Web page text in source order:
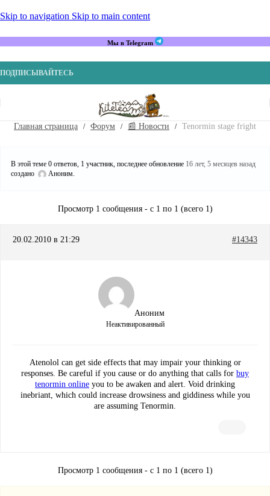
Skip to navigation Skip to main content
Мы в Telegram
ПОДПИСЫВАЙТЕСЬ
Главная страница Форум 📰 Новости Tenormin stage fright
В этой теме 0 ответов, 1 участник, последнее обновление 16 лет, 5 месяцев назад
создано
Аноним.
Просмотр 1 сообщения - с 1 по 1 (всего 1)
20.02.2010 в 21:29 #14343
Аноним
Неактивированный
Atenolol can get side effects that may impair your thinking or
responses. Be careful if you cause or do anything that calls for buy
tenormin online you to be awaken and alert. Void drinking
inebriant, which could increase drowsiness and giddiness while you
are assuming Tenormin.
Просмотр 1 сообщения - с 1 по 1 (всего 1)